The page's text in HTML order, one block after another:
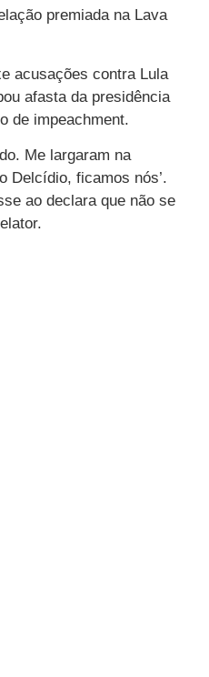
premiada na Lava
acusações contra Lula
afasta da presidência
de impeachment.
Me largaram na
Delcídio, ficamos nós’.
ao declara que não se